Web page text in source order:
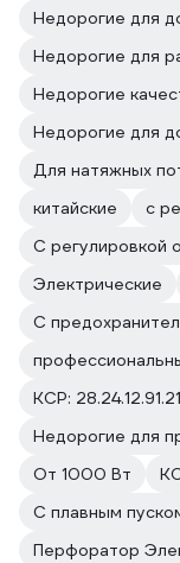
Недорогие для
Недорогие для
Недорогие
Недорогие для
Для натяжных
китайские
с
С регулировкой
Электрические
С
КСР:
Недорогие для
От 1000 Вт
С плавным
Перфоратор